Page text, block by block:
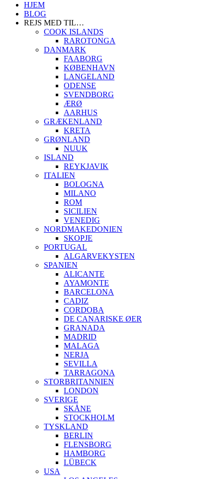
HJEM
BLOG
REJS MED TIL…
COOK ISLANDS
RAROTONGA
DANMARK
FAABORG
KØBENHAVN
LANGELAND
ODENSE
SVENDBORG
ÆRØ
AARHUS
GRÆKENLAND
KRETA
GRØNLAND
NUUK
ISLAND
REYKJAVIK
ITALIEN
BOLOGNA
MILANO
ROM
SICILIEN
VENEDIG
NORDMAKEDONIEN
SKOPJE
PORTUGAL
ALGARVEKYSTEN
SPANIEN
ALICANTE
AYAMONTE
BARCELONA
CADIZ
CORDOBA
DE CANARISKE ØER
GRANADA
MADRID
MALAGA
NERJA
SEVILLA
TARRAGONA
STORBRITANNIEN
LONDON
SVERIGE
SKÅNE
STOCKHOLM
TYSKLAND
BERLIN
FLENSBORG
HAMBORG
LÜBECK
USA